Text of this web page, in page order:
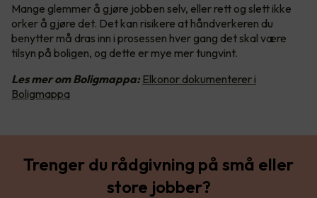
Mange glemmer å gjøre jobben selv, eller rett og slett ikke
orker å gjøre det. Det kan risikere at håndverkeren du
benytter må dras inn i prosessen hver gang det skal være
tilsyn på boligen, og dette er mye mer tungvint.
Les mer om Boligmappa: Elkonor dokumenterer i
Boligmappa
Trenger du rådgivning på små eller
store jobber?